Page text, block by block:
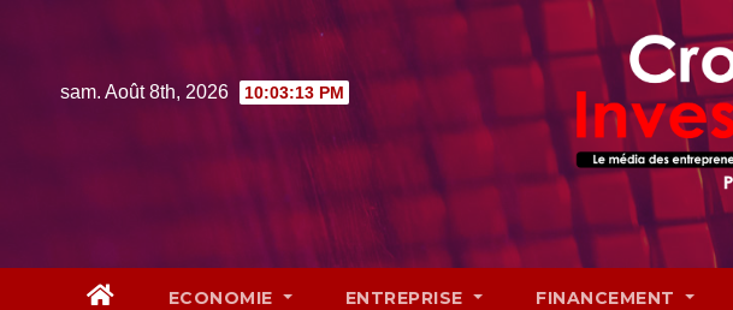
contentsam. Août 8th, 2026 10:03:14 PM
ECONOMIE ENTREPRISE FINANCEMENT